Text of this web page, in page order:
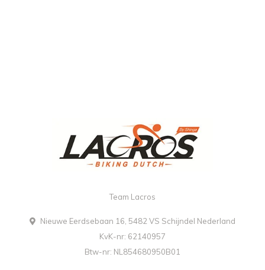
Team Lacros
Nieuwe Eerdsebaan 16, 5482 VS Schijndel Nederland
KvK-nr: 62140957
Btw-nr: NL854680950B01